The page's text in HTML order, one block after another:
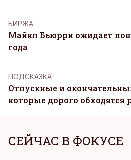
БИРЖА
Майкл Бьюрри ожидает
года
ПОДСКАЗКА
Отпускные и
которые дорого обходятся
СЕЙЧАС В ФОКУСЕ